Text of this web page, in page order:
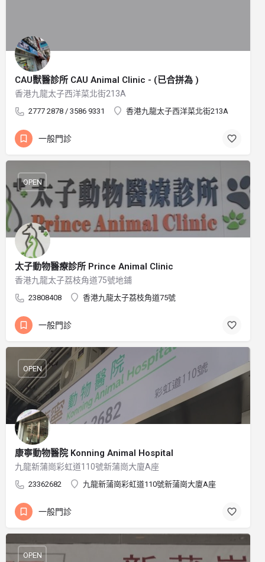
CAU獸醫診所 CAU Animal Clinic - (已合拼為 )
香港九龍太子西洋菜北街213A
2777 2878 / 3586 9331 香港九龍太子西洋菜北街213A
一般門診
太子動物醫療診所 Prince Animal Clinic
香港九龍太子荔枝角道75號地鋪
23808408 香港九龍太子荔枝角道75號
OPEN
一般門診
康寧動物醫院 Konning Animal Hospital
九龍新蒲崗彩虹道110號新蒲崗大廈A座
23362682 九龍新蒲崗彩虹道110號新蒲崗大廈A座
OPEN
一般門診
OPEN